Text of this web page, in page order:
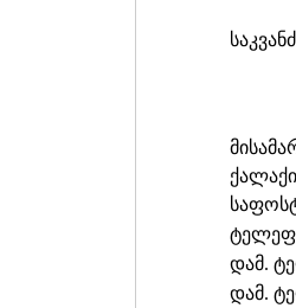
ქალაქი
დამ.
დამ.